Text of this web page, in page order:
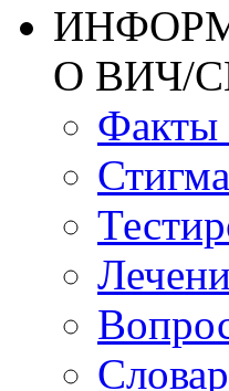
О ВИЧ/